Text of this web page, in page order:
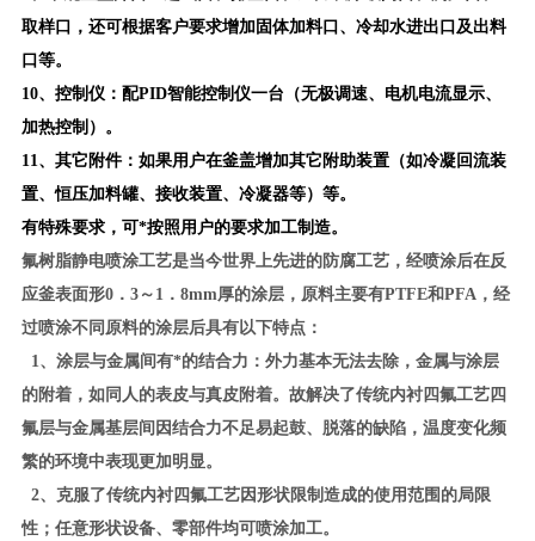
取样口，还可根据客户要求增加固体加料口、冷却水进出口及出料
口等。
10、控制仪：配PID智能控制仪一台（无极调速、电机电流显示、
加热控制）。
11 、其它附件：如果用户在釜盖增加其它附助装置（如冷凝回流装
置、恒压加料罐、接收装置、冷凝器等）等。
有特殊要求，可*按照用户的要求加工制造。
氟树脂静电喷涂工艺是当今世界上先进的防腐工艺，经喷涂后在反
应釜表面形0．3～1．8mm厚的涂层，原料主要有PTFE和PFA，经
过喷涂不同原料的涂层后具有以下特点：
1、涂层与金属间有*的结合力：外力基本无法去除，金属与涂层
的附着，如同人的表皮与真皮附着。故解决了传统内衬四氟工艺四
氟层与金属基层间因结合力不足易起鼓、脱落的缺陷，温度变化频
繁的环境中表现更加明显。
2、克服了传统内衬四氟工艺因形状限制造成的使用范围的局限
性；任意形状设备、零部件均可喷涂加工。